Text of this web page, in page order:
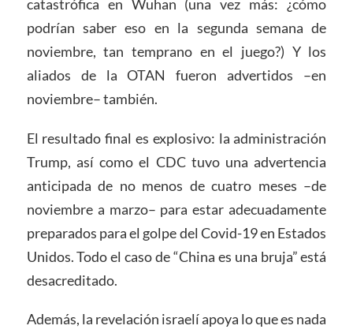
catastrófica en Wuhan (una vez más: ¿cómo
podrían saber eso en la segunda semana de
noviembre, tan temprano en el juego?) Y los
aliados de la OTAN fueron advertidos –en
noviembre– también.
El resultado final es explosivo: la administración
Trump, así como el CDC tuvo una advertencia
anticipada de no menos de cuatro meses –de
noviembre a marzo– para estar adecuadamente
preparados para el golpe del Covid-19 en Estados
Unidos. Todo el caso de “China es una bruja” está
desacreditado.
Además, la revelación israelí apoya lo que es nada